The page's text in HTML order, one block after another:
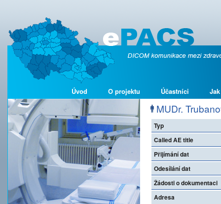
Úvod O projektu Účastníci
MUDr.
Typ
Called AE title
Přijímání dat
Odesílání dat
Žádosti o dokumentaci
Adresa